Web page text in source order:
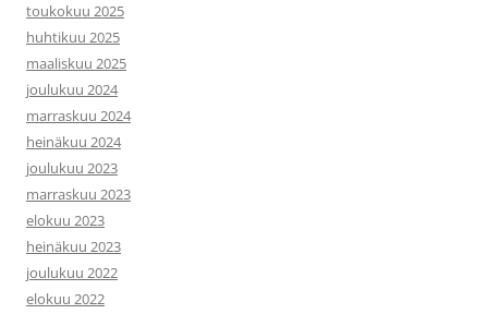
toukokuu 2025
huhtikuu 2025
maaliskuu 2025
joulukuu 2024
marraskuu 2024
heinäkuu 2024
joulukuu 2023
marraskuu 2023
elokuu 2023
heinäkuu 2023
joulukuu 2022
elokuu 2022